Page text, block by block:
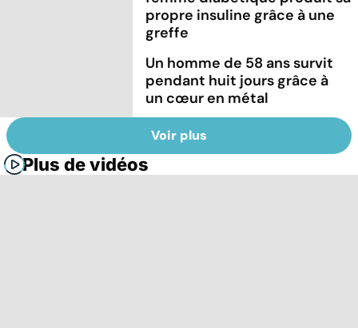
propre insuline grâce à une
greffe
Un homme de 58 ans survit
pendant huit jours grâce à
un cœur en métal
Voir plus
Plus de vidéos